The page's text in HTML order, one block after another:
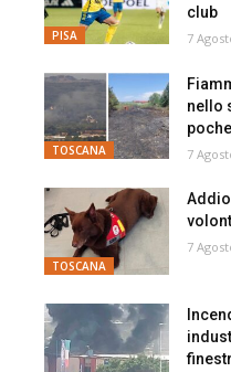
PISA
club
7
TOSCANA
nello
7
TOSCANA
7